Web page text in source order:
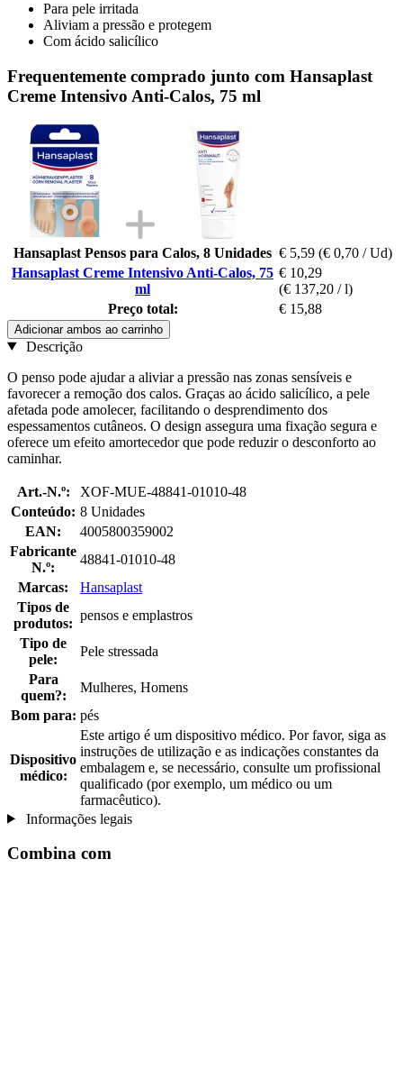
Para pele irritada
Aliviam a pressão e protegem
Com ácido salicílico
Frequentemente comprado junto com Hansaplast
Creme Intensivo Anti-Calos, 75 ml
Hansaplast Pensos para Calos, 8 Unidades € 5,59 (€ 0,70 / Ud)
Hansaplast Creme Intensivo Anti-Calos, 75
ml
€ 10,29
(€ 137,20 / l)
Preço total:
€ 15,88
Adicionar ambos ao carrinho
Descrição
O penso pode ajudar a aliviar a pressão nas zonas sensíveis e
favorecer a remoção dos calos. Graças ao ácido salicílico, a pele
afetada pode amolecer, facilitando o desprendimento dos
espessamentos cutâneos. O design assegura uma fixação segura e
oferece um efeito amortecedor que pode reduzir o desconforto ao
caminhar.
Art.-N.º:
XOF-MUE-48841-01010-48
Conteúdo: 8 Unidades
EAN:
4005800359002
Fabricante
N.º:
48841-01010-48
Marcas:
Hansaplast
Tipos de
produtos:
pensos e emplastros
Tipo de
pele:
Pele stressada
Para
quem?:
Mulheres, Homens
Bom para: pés
Dispositivo
médico:
Este artigo é um dispositivo médico. Por favor, siga as
instruções de utilização e as indicações constantes da
embalagem e, se necessário, consulte um profissional
qualificado (por exemplo, um médico ou um
farmacêutico).
Informações legais
Combina com